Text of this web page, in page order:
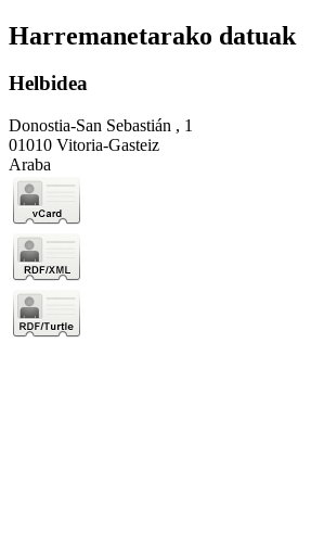
Harremanetarako datuak
Helbidea
Donostia-San Sebastián , 1
01010 Vitoria-Gasteiz
Araba